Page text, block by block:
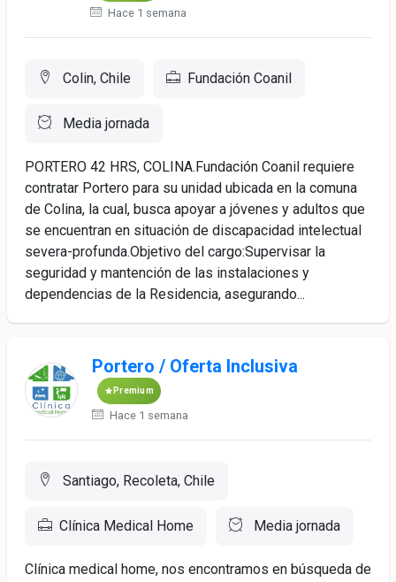
Hace 1 semana
Colin, Chile Fundación Coanil
Media jornada
PORTERO 42 HRS, COLINA.Fundación Coanil requiere
contratar Portero para su unidad ubicada en la comuna
de Colina, la cual, busca apoyar a jóvenes y adultos que
se encuentran en situación de discapacidad intelectual
severa-profunda.Objetivo del cargo:Supervisar la
seguridad y mantención de las instalaciones y
dependencias de la Residencia, asegurando...
Portero / Oferta Inclusiva
Premium
Hace 1 semana
Santiago, Recoleta, Chile
Clínica Medical Home Media jornada
Clínica medical home, nos encontramos en búsqueda de